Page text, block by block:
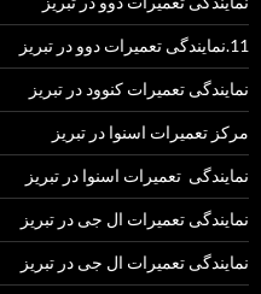
11.نمایندگی تعمیرات دوو در تبریز
نمایندگی تعمیرات کنوود در تبریز
مرکز تعمیرات اسنوا در تبریز
نمایندگی تعمیرات اسنوا در تبریز
نمایندگی تعمیرات ال جی در تبریز
نمایندگی تعمیرات ال جی در تبریز